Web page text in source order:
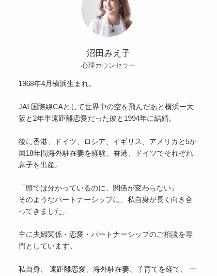
沼田みえ子
心理カウンセラー
1968年4月横浜生まれ。
JAL国際線CAとして世界中の空を飛んだあと横浜ー大
阪と2年半遠距離恋愛だった彼と1994年に結婚。
後に香港、ドイツ、ロシア、イギリス、アメリカと5か
国18年間海外駐在妻を経験。香港、ドイツでそれぞれ
息子を出産。
「頭では分かっているのに、関係が変わらない」
そのようなパートナーシップに、私自身が長く向き合
ってきました。
主に夫婦関係・恋愛・パートナーシップのご相談を専
門としています。
私自身、 遠距離恋愛、海外駐在妻、子育てを経て、 一